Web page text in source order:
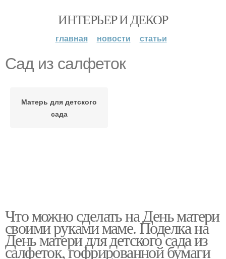
ИНТЕРЬЕР И ДЕКОР
главная новости статьи
Сад из салфеток
Матерь для детского
сада
Что можно сделать на День матери
своими руками маме. Поделка на
День матери для детского сада из
салфеток, гофрированной бумаги